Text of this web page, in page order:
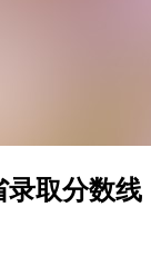
录取分数线